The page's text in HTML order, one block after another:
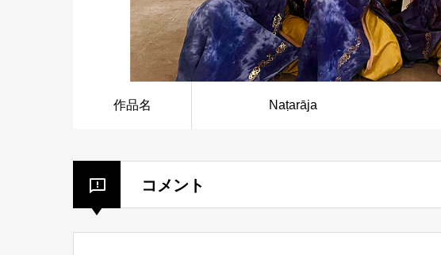
作品名 Naṭarāja
コメント